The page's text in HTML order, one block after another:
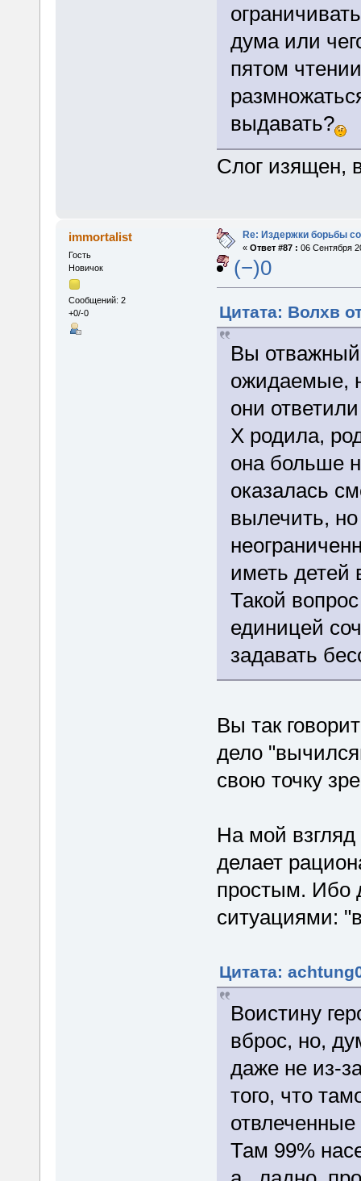
дума или
пятом
выдавать?
Слог изящен,
immortalist
Гость
Новичок
Сообщений: 2
+0/-0
Re: Издержки борьбы
« Ответ #87 : 06 Сентября
(−)0
Цитата: Волхв
Вы отважный
ожидаемые,
они
Х родила,
она больше
оказалась
вылечить,
иметь
Такой
единицей
задавать
Вы так
дело
свою точку
На мой взгляд
делает
простым. Ибо
ситуациями:
Цитата:
Воистину
вброс, но,
даже не из-
того, что
Там 99%